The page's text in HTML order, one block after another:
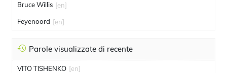
Bruce Willis [en]
Feyenoord [en]
Parole visualizzate di recente
VITO TISHENKO [en]